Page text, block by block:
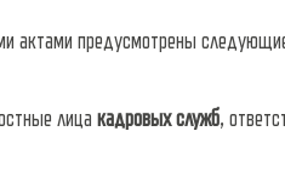
актами предусмотрены
лица кадровых служб,